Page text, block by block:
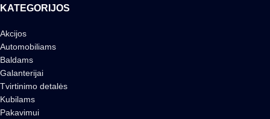
KATEGORIJOS
Akcijos
Automobiliams
Baldams
Galanterijai
Tvirtinimo detalės
Kubilams
Pakavimui